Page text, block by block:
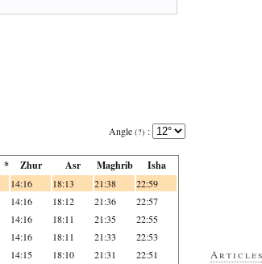
Angle (?) :
* Zhur Asr Maghrib Isha
14:16 18:13 21:38 22:59
14:16 18:12 21:36 22:57
14:16 18:11 21:35 22:55
14:16 18:11 21:33 22:53
14:15 18:10 21:31 22:51